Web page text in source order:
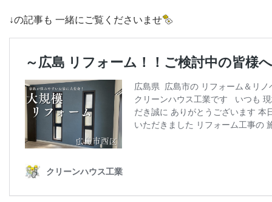
↓の記事も 一緒にご覧くださいませ